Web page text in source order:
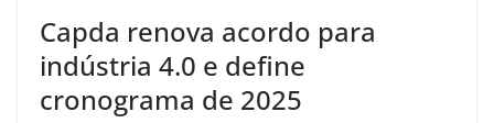
Capda renova acordo para
indústria 4.0 e define
cronograma de 2025